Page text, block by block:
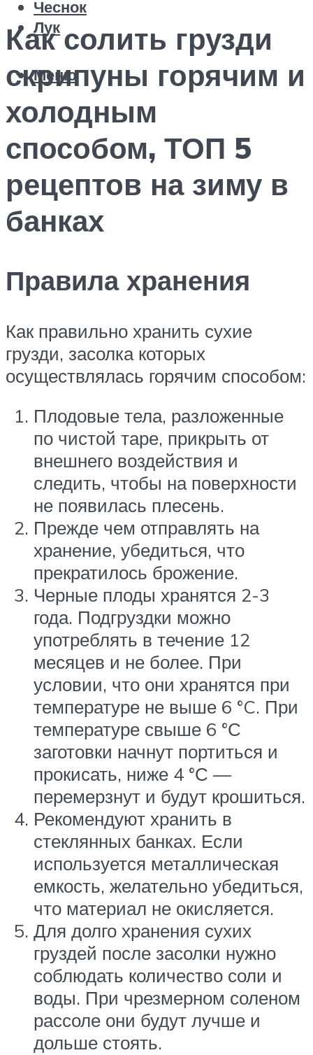
Чеснок
Лук
Меню
Как солить грузди
скрипуны горячим и
холодным
способом, ТОП 5
рецептов на зиму в
банках
Правила хранения
Как правильно хранить сухие
грузди, засолка которых
осуществлялась горячим способом:
Плодовые тела, разложенные
по чистой таре, прикрыть от
внешнего воздействия и
следить, чтобы на поверхности
не появилась плесень.
Прежде чем отправлять на
хранение, убедиться, что
прекратилось брожение.
Черные плоды хранятся 2-3
года. Подгруздки можно
употреблять в течение 12
месяцев и не более. При
условии, что они хранятся при
температуре не выше 6 °C. При
температуре свыше 6 °С
заготовки начнут портиться и
прокисать, ниже 4 °С —
перемерзнут и будут крошиться.
Рекомендуют хранить в
стеклянных банках. Если
используется металлическая
емкость, желательно убедиться,
что материал не окисляется.
Для долго хранения сухих
груздей после засолки нужно
соблюдать количество соли и
воды. При чрезмерном соленом
рассоле они будут лучше и
дольше стоять.